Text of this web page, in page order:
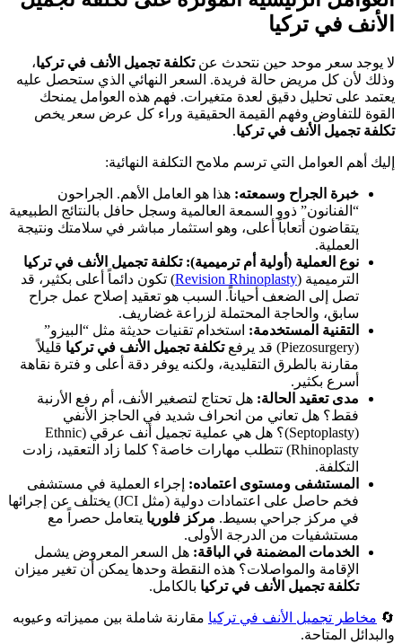
الأنف في تركيا
لا يوجد سعر موحد حين نتحدث عنتكلفة تجميل الأنف في تركيا،
وذلك لأن كل مريض حالة فريدة. السعر النهائي الذي ستحصل عليه
يعتمد على تحليل دقيق لعدة متغيرات. فهم هذه العوامل يمنحك
القوة للتفاوض وفهم القيمة الحقيقية وراء كل عرض سعر يخص
تكلفة تجميل الأنف في تركيا.
إليك أهم العوامل التي ترسم ملامح التكلفة النهائية:
خبرة الجراح وسمعته: هذا هو العامل الأهم. الجراحون
“الفنانون” ذوو السمعة العالمية وسجل حافل بالنتائج الطبيعية
يتقاضون أتعاباً أعلى، وهو استثمار مباشر في سلامتك ونتيجة
العملية.
نوع العملية (أولية أم ترميمية): تكلفة تجميل الأنف في تركيا
الترميمية (Revision Rhinoplasty) تكون دائماً أعلى بكثير، قد
تصل إلى الضعف أحياناً. السبب هو تعقيد إصلاح عمل جراح
سابق، والحاجة المحتملة لزراعة غضاريف.
التقنية المستخدمة: استخدام تقنيات حديثة مثل “البيزو”
(Piezosurgery) قد يرفع
تكلفة تجميل الأنف في تركيا قليلاً
مقارنة بالطرق التقليدية، ولكنه يوفر دقة أعلى و فترة نقاهة
أسرع بكثير.
مدى تعقيد الحالة: هل تحتاج لتصغير الأنف، أم رفع الأرنبة
فقط؟ هل تعاني من انحراف شديد في الحاجز الأنفي
(Septoplasty)؟ هل هي عملية تجميل أنف عرقي (Ethnic
Rhinoplasty) تتطلب مهارات خاصة؟ كلما زاد التعقيد، زادت
التكلفة.
المستشفى ومستوى اعتماده: إجراء العملية في مستشفى
فخم حاصل على اعتمادات دولية (مثل JCI) يختلف عن إجرائها
في مركز جراحي بسيط. مركز فلوريا يتعامل حصراً مع
مستشفيات من الدرجة الأولى.
الخدمات المضمنة في الباقة: هل السعر المعروض يشمل
الإقامة والمواصلات؟ هذه النقطة وحدها يمكن أن تغير ميزان
تكلفة تجميل الأنف في تركيا بالكامل.
🔄 مخاطر تجميل الأنف في تركيا مقارنة شاملة بين مميزاته وعيوبه
والبدائل المتاحة.